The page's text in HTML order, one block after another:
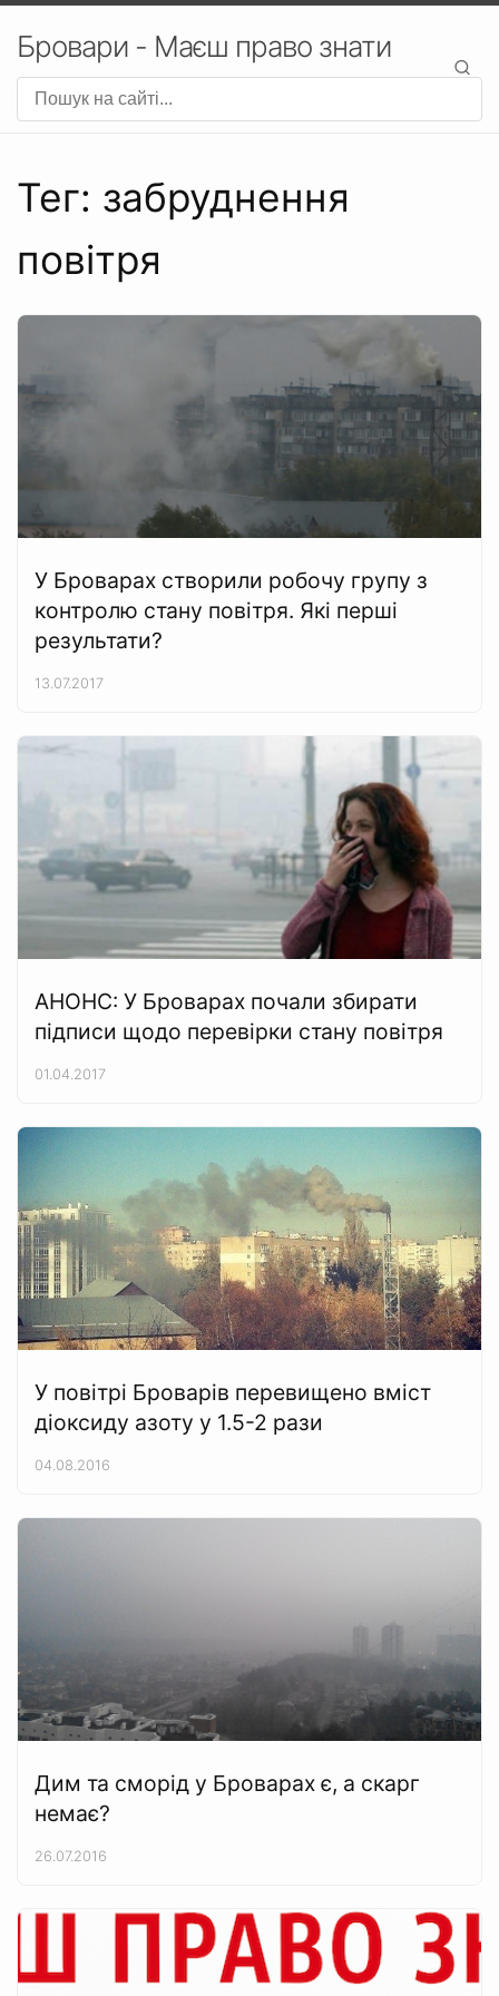
Бровари - Маєш право знати
Тег: забруднення
повітря
У Броварах створили робочу групу з
контролю стану повітря. Які перші
результати?
13.07.2017
АНОНС: У Броварах почали збирати
підписи щодо перевірки стану повітря
01.04.2017
У повітрі Броварів перевищено вміст
діоксиду азоту у 1.5-2 рази
04.08.2016
Дим та сморід у Броварах є, а скарг
немає?
26.07.2016